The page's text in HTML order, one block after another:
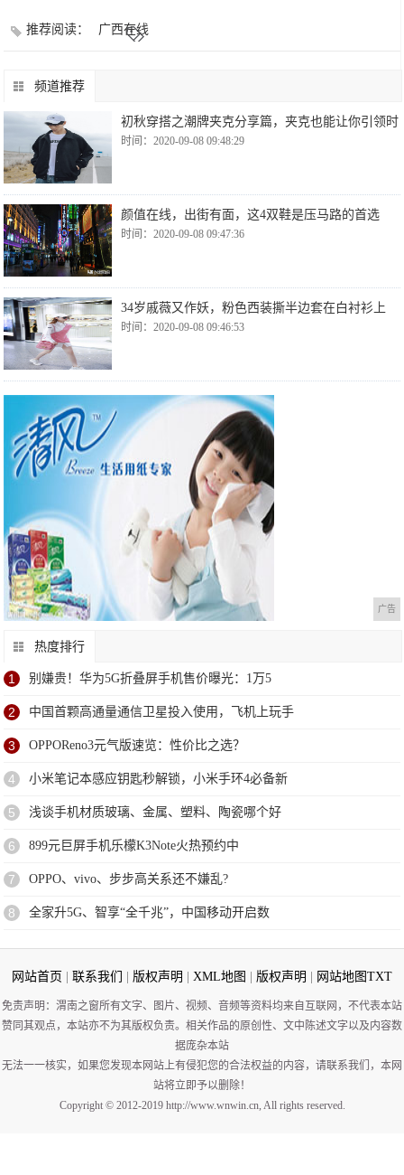
推荐阅读： 广西在线
频道推荐
初秋穿搭之潮牌夹克分享篇，夹克也能让你引领时
时间：2020-09-08 09:48:29
颜值在线，出街有面，这4双鞋是压马路的首选
时间：2020-09-08 09:47:36
34岁戚薇又作妖，粉色西装撕半边套在白衬衫上
时间：2020-09-08 09:46:53
广告
热度排行
1 别嫌贵！华为5G折叠屏手机售价曝光：1万5
2 中国首颗高通量通信卫星投入使用，飞机上玩手
3 OPPOReno3元气版速览：性价比之选？
4 小米笔记本感应钥匙秒解锁，小米手环4必备新
5 浅谈手机材质玻璃、金属、塑料、陶瓷哪个好
6 899元巨屏手机乐檬K3Note火热预约中
7 OPPO、vivo、步步高关系还不嫌乱?
8 全家升5G、智享“全千兆”，中国移动开启数
网站首页 | 联系我们 | 版权声明 | XML地图 | 版权声明 | 网站地图TXT
免责声明：渭南之窗所有文字、图片、视频、音频等资料均来自互联网，不代表本站
赞同其观点，本站亦不为其版权负责。相关作品的原创性、文中陈述文字以及内容数
据庞杂本站
无法一一核实，如果您发现本网站上有侵犯您的合法权益的内容，请联系我们，本网
站将立即予以删除！
Copyright © 2012-2019 http://www.wnwin.cn, All rights reserved.